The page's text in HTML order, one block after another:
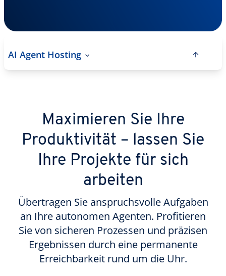
AI Agent Hosting
Maximieren Sie Ihre
Produktivität – lassen Sie
Ihre Projekte für sich
arbeiten
Übertragen Sie anspruchsvolle Aufgaben
an Ihre autonomen Agenten. Profitieren
Sie von sicheren Prozessen und präzisen
Ergebnissen durch eine permanente
Erreichbarkeit rund um die Uhr.